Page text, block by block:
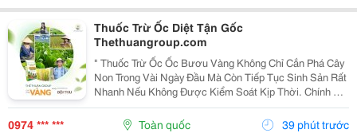
Thuốc Trừ Ốc Diệt Tận Gốc
Thethuangroup.com
" Thuốc Trừ Ốc Ốc Bươu Vàng Không Chỉ Cắn Phá Cây
Non Trong Vài Ngày Đầu Mà Còn Tiếp Tục Sinh Sản Rất
Nhanh Nếu Không Được Kiểm Soát Kịp Thời. Chính Vì
Vậy, Khi Tìm Kiếm Giải Pháp Phòng Trừ, Nhiều Bà Con
Thường Đặt Ra Một Mong Muốn Rất Rõ Ràng: Xử Lý...
0974 *** *** Toàn quốc 39 phút trước